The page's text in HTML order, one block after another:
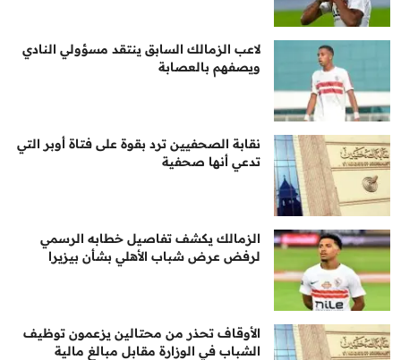
لاعب الزمالك السابق ينتقد مسؤولي النادي
ويصفهم بالعصابة
نقابة الصحفيين ترد بقوة على فتاة أوبر التي
تدعي أنها صحفية
الزمالك يكشف تفاصيل خطابه الرسمي
لرفض عرض شباب الأهلي بشأن بيزيرا
الأوقاف تحذر من محتالين يزعمون توظيف
الشباب في الوزارة مقابل مبالغ مالية